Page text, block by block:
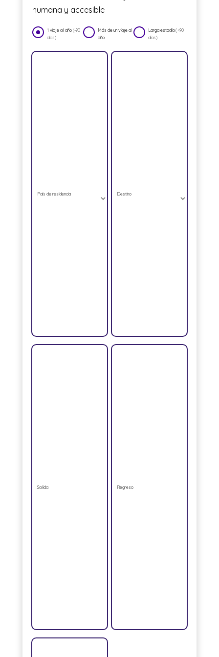
humana y accesible
1 viaje al año(-90
días)
Más de un viaje al
año
Larga estadía(+90
días)
País de residencia
Salida
Destino
Regreso